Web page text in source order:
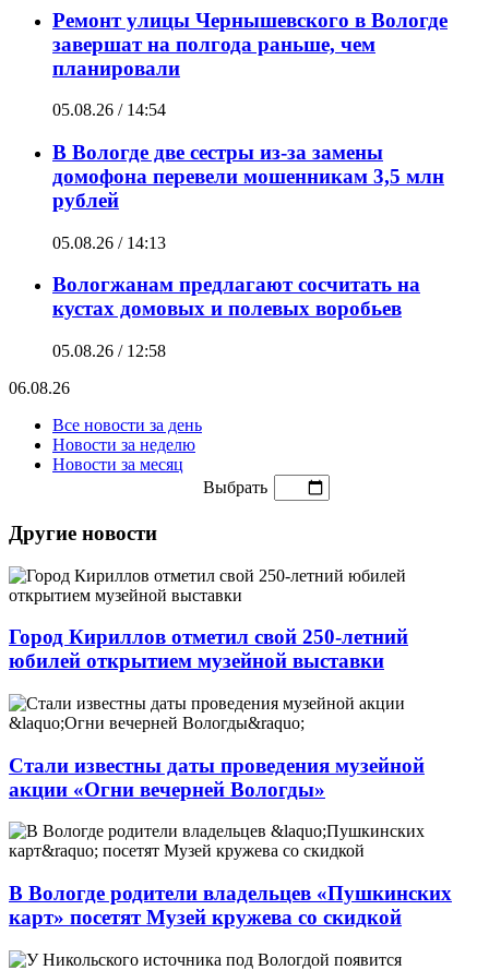
Ремонт улицы Чернышевского в Вологде
завершат на полгода раньше, чем
планировали
05.08.26 / 14:54
В Вологде две сестры из-за замены
домофона перевели мошенникам 3,5 млн
рублей
05.08.26 / 14:13
Вологжанам предлагают сосчитать на
кустах домовых и полевых воробьев
05.08.26 / 12:58
06.08.26
Все новости за день
Новости за неделю
Новости за месяц
Выбрать
Другие новости
Город Кириллов отметил свой 250-летний
юбилей открытием музейной выставки
Стали известны даты проведения музейной
акции «Огни вечерней Вологды»
В Вологде родители владельцев «Пушкинских
карт» посетят Музей кружева со скидкой